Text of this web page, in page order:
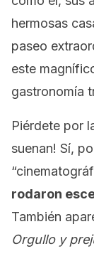
hermosas
paseo
este
gastronomía
Piérdete por
suenan! Sí,
rodaron
También
Orgullo y